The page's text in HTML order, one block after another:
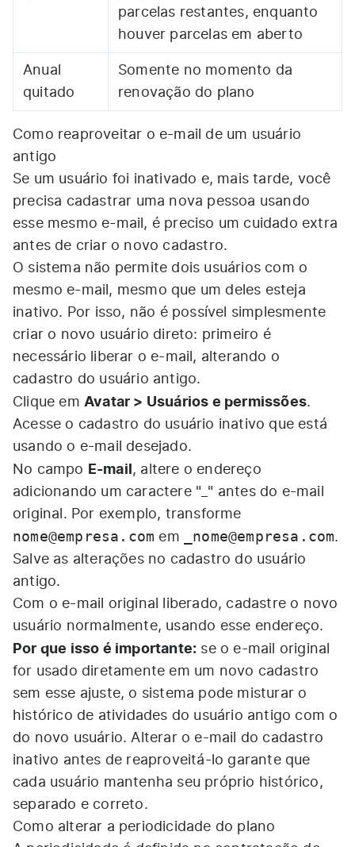
parcelas restantes, enquanto
houver parcelas em aberto
Anual
quitado
Somente no momento da
renovação do plano
Como reaproveitar o e-mail de um usuário
antigo
Se um usuário foi inativado e, mais tarde, você
precisa cadastrar uma nova pessoa usando
esse mesmo e-mail, é preciso um cuidado extra
antes de criar o novo cadastro.
O sistema não permite dois usuários com o
mesmo e-mail, mesmo que um deles esteja
inativo. Por isso, não é possível simplesmente
criar o novo usuário direto: primeiro é
necessário liberar o e-mail, alterando o
cadastro do usuário antigo.
Clique em Avatar > Usuários e permissões.
Acesse o cadastro do usuário inativo que está
usando o e-mail desejado.
No campo E-mail, altere o endereço
adicionando um caractere "_" antes do e-mail
original. Por exemplo, transforme
nome@empresa.com em _nome@empresa.com.
Salve as alterações no cadastro do usuário
antigo.
Com o e-mail original liberado, cadastre o novo
usuário normalmente, usando esse endereço.
Por que isso é importante: se o e-mail original
for usado diretamente em um novo cadastro
sem esse ajuste, o sistema pode misturar o
histórico de atividades do usuário antigo com o
do novo usuário. Alterar o e-mail do cadastro
inativo antes de reaproveitá-lo garante que
cada usuário mantenha seu próprio histórico,
separado e correto.
Como alterar a periodicidade do plano